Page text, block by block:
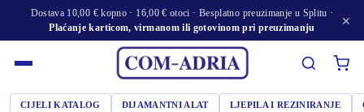
Dostava 10,00 € kopno · 16,00 € otoci · Besplatno preuzimanje u Splitu ·
Plaćanje karticom, virmanom ili gotovinom pri preuzimanju
×
CIJELI KATALOG DIJAMANTNI ALAT LJEPILA I REZINIRANJE